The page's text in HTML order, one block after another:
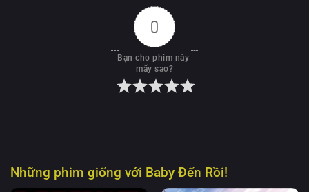
0
Bạn cho phim này
mấy sao?
Những phim giống với Baby Đến Rồi!